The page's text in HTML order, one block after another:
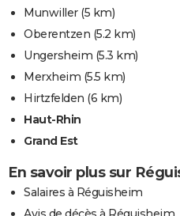
Munwiller(5 km)
Oberentzen (5.2 km)
Ungersheim (5.3 km)
Merxheim (5.5 km)
Hirtzfelden (6 km)
Haut-Rhin
Grand Est
En savoir plus sur
Salaires à Réguisheim